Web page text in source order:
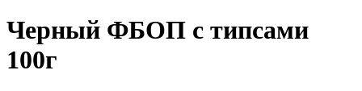
Черный ФБОП с типсами
100г